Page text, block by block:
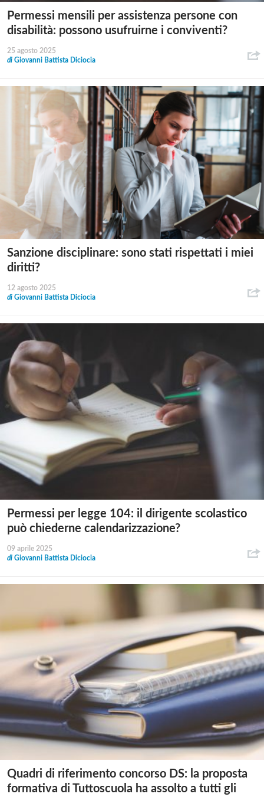
Permessi mensili per assistenza persone con
disabilità: possono usufruirne i conviventi?
25 agosto 2025
di Giovanni Battista Diciocia
Sanzione disciplinare: sono stati rispettati i miei
diritti?
12 agosto 2025
di Giovanni Battista Diciocia
Permessi per legge 104: il dirigente scolastico
può chiederne calendarizzazione?
09 aprile 2025
di Giovanni Battista Diciocia
Quadri di riferimento concorso DS: la proposta
formativa di Tuttoscuola ha assolto a tutti gli